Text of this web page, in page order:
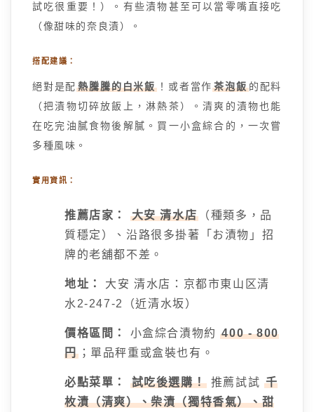
試吃很重要！）。有些漬物甚至可以當零嘴直接吃
（像甜味的奈良漬）。
搭配建議：
絕對是配熱騰騰的白米飯 ！或者當作茶泡飯的配料
（把漬物切碎放飯上，淋熱茶）。清爽的漬物也能
在吃完油膩食物後解膩。買一小盒綜合的，一次嘗
多種風味。
實用資訊：
推薦店家： 大安 清水店
（種類多，品
質穩定）、沿路很多掛著「お漬物」招
牌的老舖都不差。
地址：
大安 清水店：京都市東山区清
水2-247-2（近清水坂）
價格區間： 小盒綜合漬物約400 - 800
円；單品秤重或盒裝也有。
必點菜單： 試吃後選購！ 推薦試試 千
枚漬（清爽）、柴漬（獨特香氣）、甜